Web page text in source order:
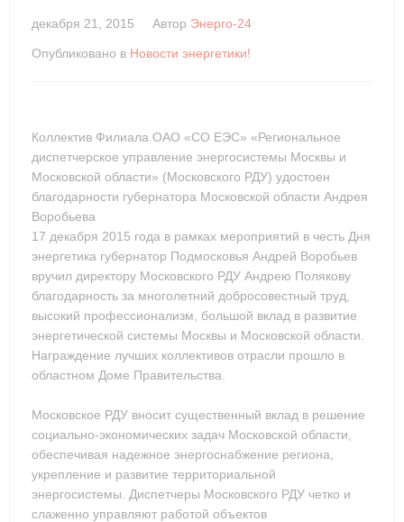
декабря 21, 2015 Автор Энерго-24
Опубликовано в Новости энергетики!
Коллектив Филиала ОАО «СО ЕЭС» «Региональное
диспетчерское управление энергосистемы Москвы и
Московской области» (Московского РДУ) удостоен
благодарности губернатора Московской области Андрея
Воробьева
17 декабря 2015 года в рамках мероприятий в честь Дня
энергетика губернатор Подмосковья Андрей Воробьев
вручил директору Московского РДУ Андрею Полякову
благодарность за многолетний добросовестный труд,
высокий профессионализм, большой вклад в развитие
энергетической системы Москвы и Московской области.
Награждение лучших коллективов отрасли прошло в
областном Доме Правительства.
Московское РДУ вносит существенный вклад в решение
социально-экономических задач Московской области,
обеспечивая надежное энергоснабжение региона,
укрепление и развитие территориальной
энергосистемы. Диспетчеры Московского РДУ четко и
слаженно управляют работой объектов